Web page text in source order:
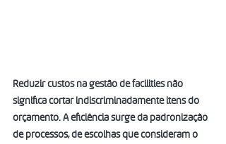
Reduzir custos na gestão de facilities não
significa cortar indiscriminadamente itens do
orçamento. A eficiência surge da padronização
de processos, de escolhas que consideram o